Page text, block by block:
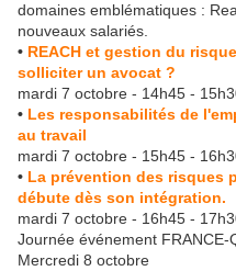
domaines emblématiques :
nouveaux salariés.
• REACH et gestion du
solliciter un avocat ?
mardi 7 octobre - 14h45 -
• Les responsabilités de
au travail
mardi 7 octobre - 15h45 -
• La prévention des risques
débute dès son intégration.
mardi 7 octobre - 16h45 -
Journée événement FRANCE-
Mercredi 8 octobre